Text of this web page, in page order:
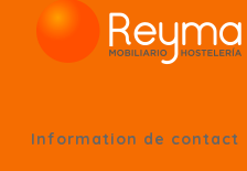
Information de contact